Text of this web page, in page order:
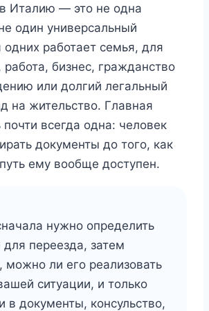
Италию — это не одна
один универсальный
работает семья, для
работа, бизнес, гражданство
или долгий легальный
на жительство. Главная
всегда одна: человек
документы до того, как
ему вообще доступен.
нужно определить
для переезда, затем
можно ли его реализовать
ситуации, и только
в документы, консульство,